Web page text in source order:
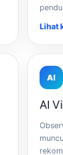
Lihat
AI
AI